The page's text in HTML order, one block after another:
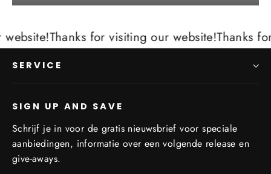
Thanks for visiting our website!Thanks
SERVICE
SIGN UP AND SAVE
Schrijf je in voor de gratis nieuwsbrief voor speciale
aanbiedingen, informatie over een volgende release en
give-aways.